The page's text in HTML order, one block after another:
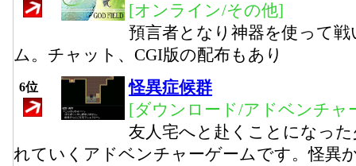
[オンライン/その他]
預言者となり神器を使って
ム。チャット、CGI版の配布もあり
6位
怪異症候群
[ダウンロード/アドベンチャ
友人宅へと赴くことになっ
れていくアドベンチャーゲームです。怪異